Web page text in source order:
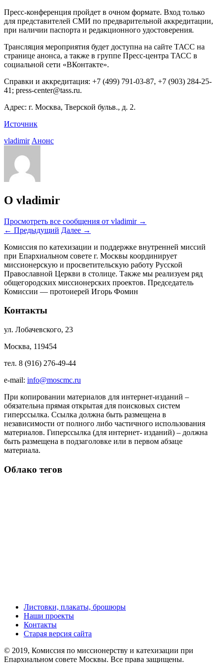
Пресс-конференция пройдет в очном формате. Вход только
для представителей СМИ по предварительной аккредитации,
при наличии паспорта и редакционного удостоверения.
Трансляция мероприятия будет доступна на сайте ТАСС на
странице анонса, а также в группе Пресс-центра ТАСС в
социальной сети «ВКонтакте».
Справки и аккредитация: +7 (499) 791-03-87, +7 (903) 284-25-
41; press-center@tass.ru.
Адрес: г. Москва, Тверской бульв., д. 2.
Источник
vladimir Анонс
О vladimir
Просмотреть все сообщения от vladimir →
← Предыдущий Далее →
Комиссия по катехизации и поддержке внутренней миссий
при Епархиальном совете г. Москвы координирует
миссионерскую и просветительскую работу Русской
Православной Церкви в столице. Также мы реализуем ряд
общегородских миссионерских проектов. Председатель
Комиссии — протоиерей Игорь Фомин
Контакты
ул. Лобачевского, 23
Москва, 119454
тел. 8 (916) 276-49-44
e-mail: info@moscmc.ru
При копировании материалов для интернет-изданий –
обязательна прямая открытая для поисковых систем
гиперссылка. Ссылка должна быть размещена в
независимости от полного либо частичного использования
материалов. Гиперссылка (для интернет- изданий) – должна
быть размещена в подзаголовке или в первом абзаце
материала.
Облако тегов
Листовки, плакаты, брошюры
Наши проекты
Контакты
Старая версия сайта
© 2019, Комиссия по миссионерству и катехизации при
Епархиальном совете Москвы. Все права защищены.